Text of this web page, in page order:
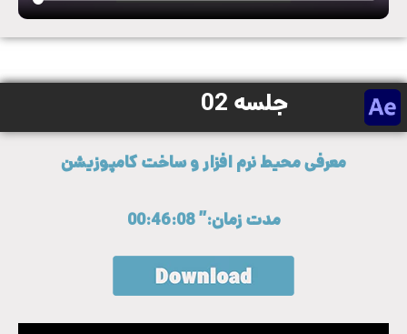
جلسه 02
معرفی محیط نرم افزار و ساخت کامپوزیشن
مدت زمان:” 00:46:08